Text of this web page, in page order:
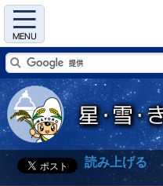
Menu
読み上げる